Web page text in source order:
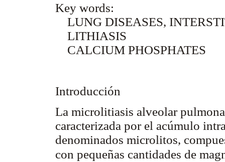
Key words:
LUNG DISEASES,
LITHIASIS
CALCIUM PHOSPHATES
Introducción
La microlitiasis alveolar
caracterizada por el acúmulo
denominados microlitos,
con pequeñas cantidades de